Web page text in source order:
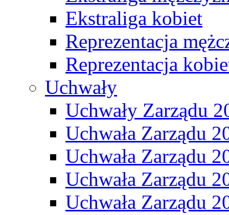
Ekstraliga kobiet
Reprezentacja
Reprezentacja
Uchwały
Uchwały Zarządu
Uchwała Zarządu
Uchwała Zarządu
Uchwała Zarządu
Uchwała Zarządu